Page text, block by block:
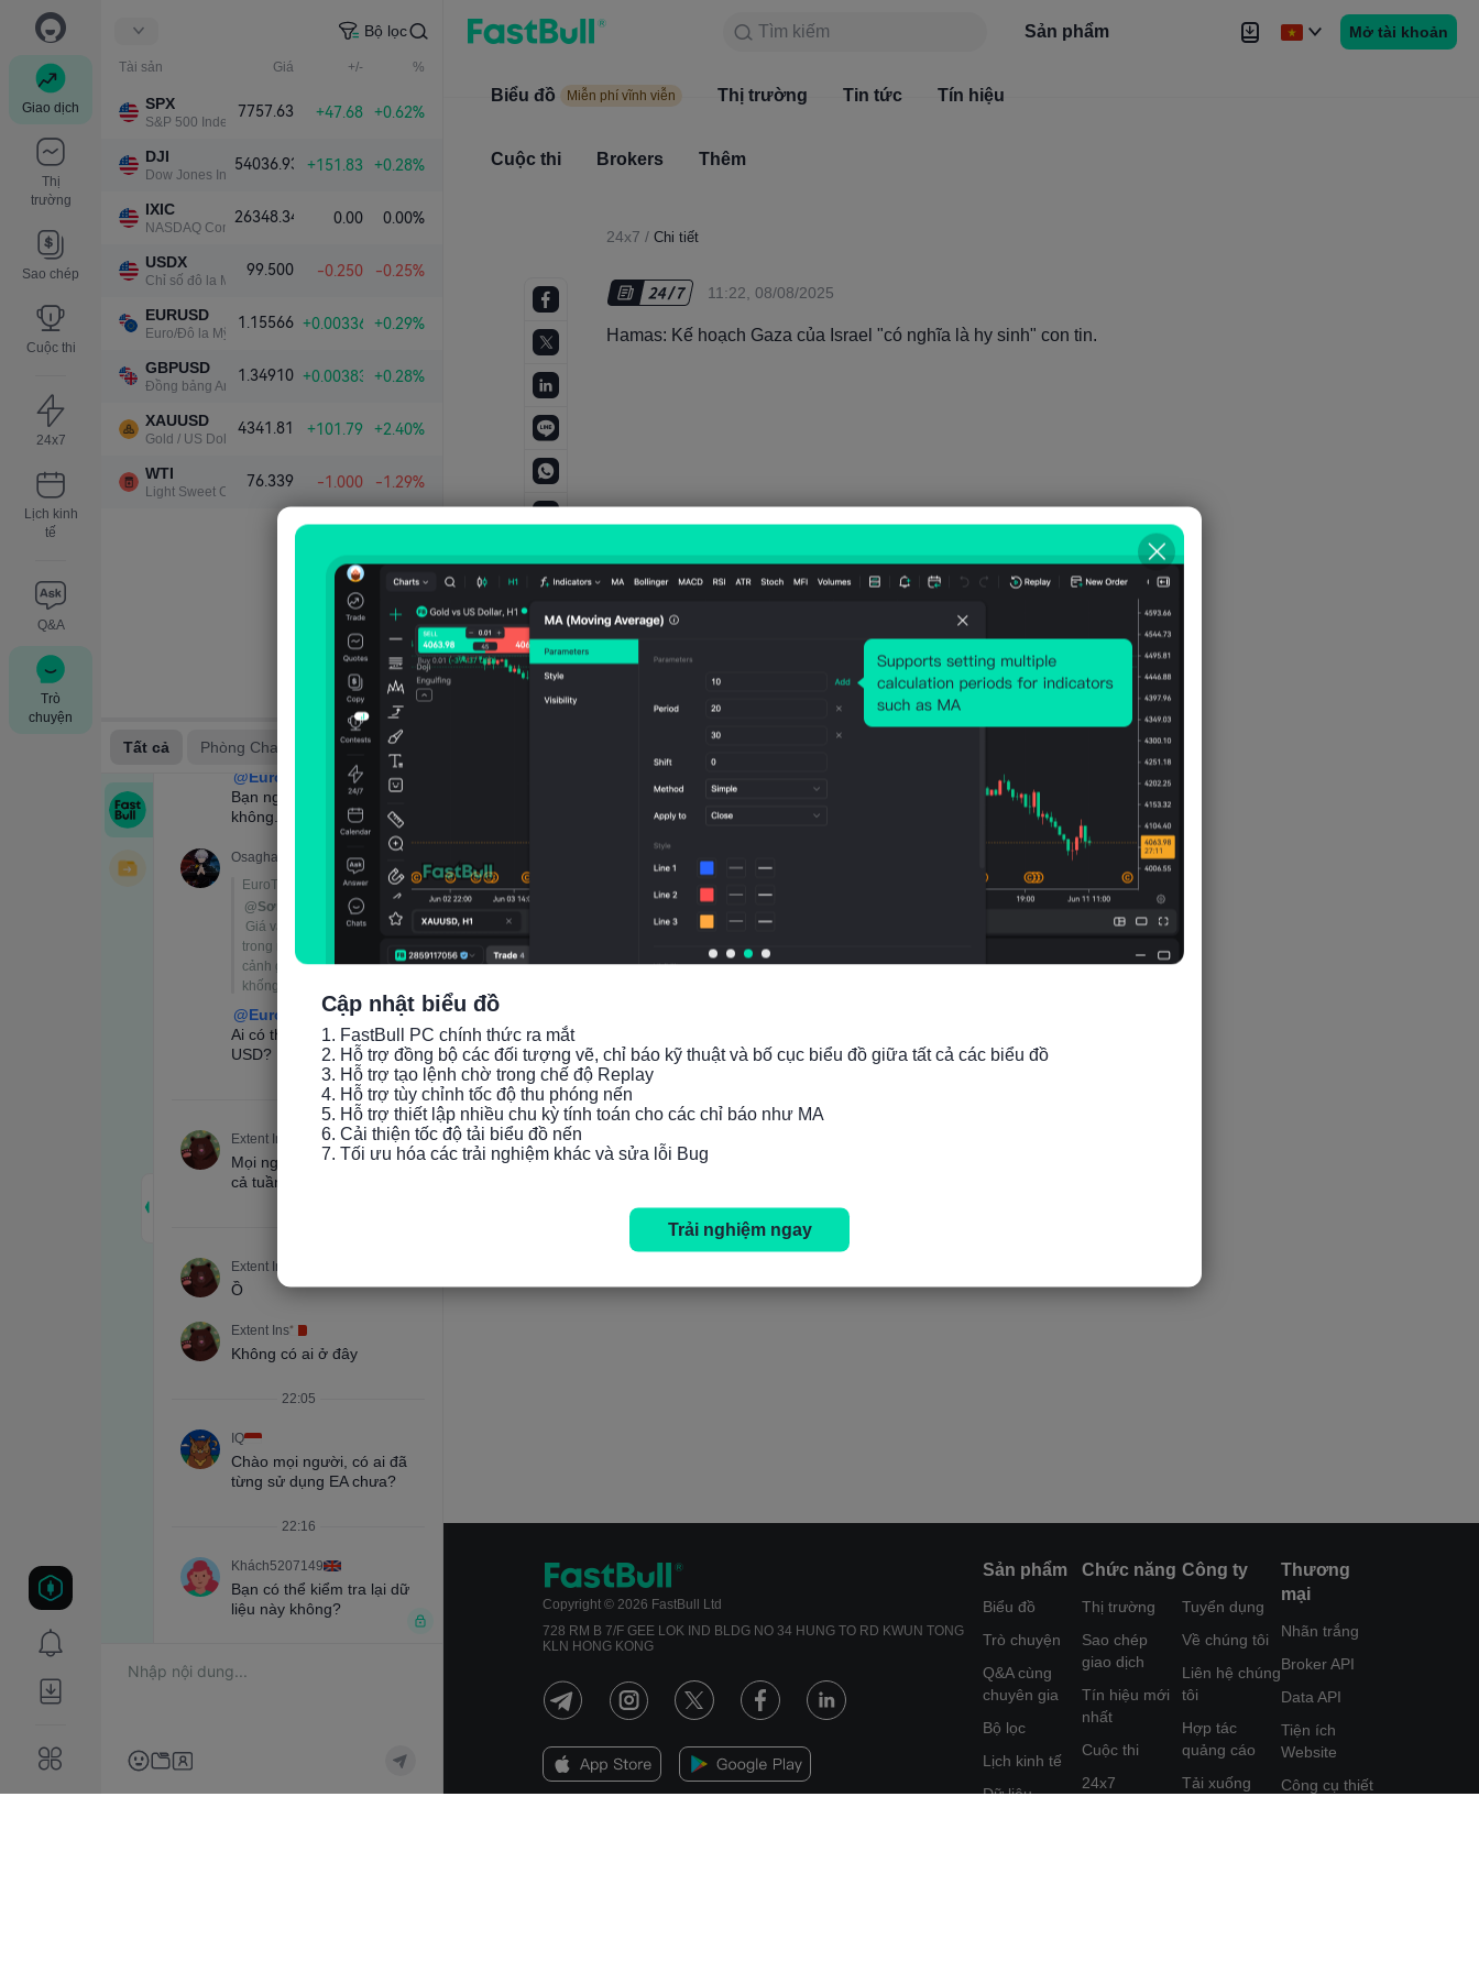
Giao dịch
Thị
trường
Sao chép
Cuộc thi
24x7
Lịch kinh
tế
Q&A
Trò
chuyện
Bộ lọc
Tài sản Giá +/- %
SPX
S&P 500 Index
7757.63 +47.68 +0.62%
DJI
Dow Jones Industrial Average
54036.93 +151.83 +0.28%
IXIC
NASDAQ Composite Index
26348.34 0.00 0.00%
USDX
Chỉ số đô la Mỹ
99.500 -0.250 -0.25%
EURUSD
Euro/Đô la Mỹ
1.15566 +0.00336 +0.29%
GBPUSD
Đồng bảng Anh/Đô la Mỹ
1.34910 +0.00383 +0.28%
XAUUSD
Gold / US Dollar
4341.81 +101.79 +2.40%
WTI
Light Sweet Crude Oil
76.339 -1.000 -1.29%
Tìm kiếm Sản phẩm
Biểu đồ Miễn phí vĩnh viễn Thị trường
Mở tài khoản
Tìm kiếm
Sản phẩm
Biểu đồ Miễn phí vĩnh viễn Thị trường Tin tức Tín hiệu
Cuộc thi Brokers Thêm
24x7 / Chi tiết
11:22, 08/08/2025
Hamas: Kế hoạch Gaza của Israel "có nghĩa là hy sinh" con tin.
Copyright © 2026 FastBull Ltd
728 RM B 7/F GEE LOK IND BLDG NO 34 HUNG TO RD KWUN TONG
KLN HONG KONG
Sản phẩm
Biểu đồ
Trò chuyện
Q&A cùng
chuyên gia
Bộ lọc
Lịch kinh tế
Dữ liệu
Chức năng
Thị trường
Sao chép
giao dịch
Tín hiệu mới
nhất
Cuộc thi
24x7
Công ty
Tuyển dụng
Về chúng tôi
Liên hệ chúng
tôi
Hợp tác
quảng cáo
Tải xuống
Thương
mại
Nhãn trắng
Broker API
Data API
Tiện ích
Website
Công cụ thiết
Cập nhật biểu đồ
1. FastBull PC chính thức ra mắt
2. Hỗ trợ đồng bộ các đối tượng vẽ, chỉ báo kỹ thuật và bố cục biểu đồ giữa tất cả các biểu đồ
3. Hỗ trợ tạo lệnh chờ trong chế độ Replay
4. Hỗ trợ tùy chỉnh tốc độ thu phóng nến
5. Hỗ trợ thiết lập nhiều chu kỳ tính toán cho các chỉ báo như MA
6. Cải thiện tốc độ tải biểu đồ nến
7. Tối ưu hóa các trải nghiệm khác và sửa lỗi Bug
Trải nghiệm ngay